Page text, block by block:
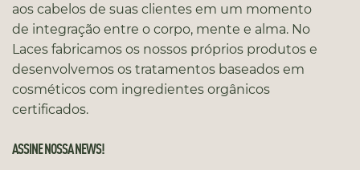
aos cabelos de suas clientes em um momento
de integração entre o corpo, mente e alma. No
Laces fabricamos os nossos próprios produtos e
desenvolvemos os tratamentos baseados em
cosméticos com ingredientes orgânicos
certificados.
ASSINE NOSSA NEWS!